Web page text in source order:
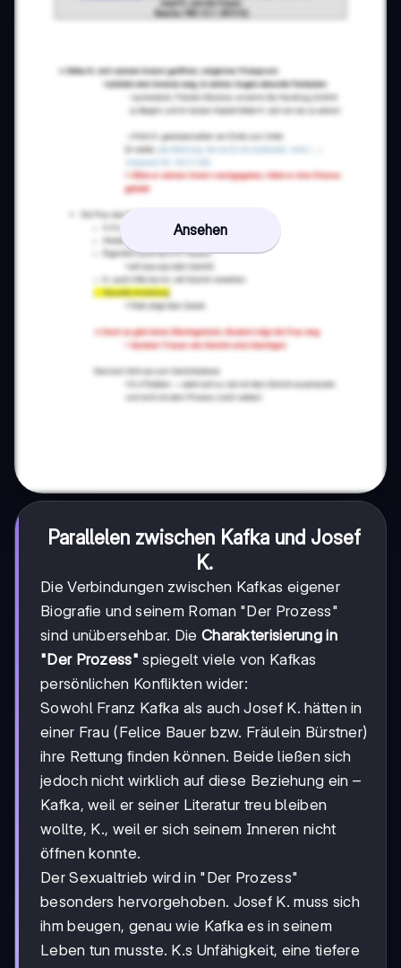
Ansehen
Parallelen zwischen Kafka und Josef
K.
Die Verbindungen zwischen Kafkas eigener
Biografie und seinem Roman "Der Prozess"
sind unübersehbar. Die Charakterisierung in
"Der Prozess" spiegelt viele von Kafkas
persönlichen Konflikten wider:
Sowohl Franz Kafka als auch Josef K. hätten in
einer Frau (Felice Bauer bzw. Fräulein Bürstner)
ihre Rettung finden können. Beide ließen sich
jedoch nicht wirklich auf diese Beziehung ein –
Kafka, weil er seiner Literatur treu bleiben
wollte, K., weil er sich seinem Inneren nicht
öffnen konnte.
Der Sexualtrieb wird in "Der Prozess"
besonders hervorgehoben. Josef K. muss sich
ihm beugen, genau wie Kafka es in seinem
Leben tun musste. K.s Unfähigkeit, eine tiefere